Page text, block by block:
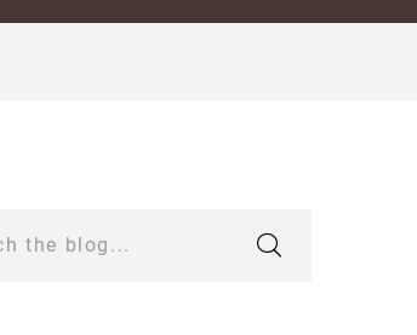
the blog...